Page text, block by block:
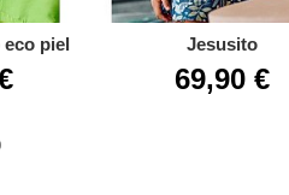
piel Jesusito
69,90 €